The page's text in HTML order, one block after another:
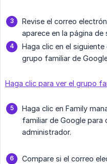
Revise el correo
aparece en la página de
Haga clic en el
grupo familiar de
Haga clic para ver el grupo
Haga clic en Family
familiar de Google para
administrador.
Compare si el correo